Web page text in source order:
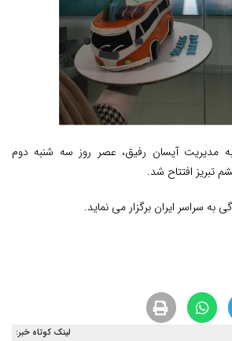
مدیریت آیسان رفیق، عصر روز سه شنبه دوم
تبریز افتتاح شد.
به سراسر ایران برگزار می نماید.
لینک کوتاه خبر: